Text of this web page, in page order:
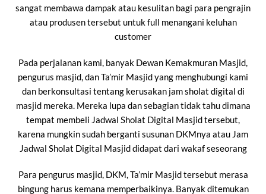
sangat membawa dampak atau kesulitan bagi para pengrajin
atau produsen tersebut untuk full menangani keluhan
customer
Pada perjalanan kami, banyak Dewan Kemakmuran Masjid,
pengurus masjid, dan Ta’mir Masjid yang menghubungi kami
dan berkonsultasi tentang kerusakan jam sholat digital di
masjid mereka. Mereka lupa dan sebagian tidak tahu dimana
tempat membeli Jadwal Sholat Digital Masjid tersebut,
karena mungkin sudah berganti susunan DKMnya atau Jam
Jadwal Sholat Digital Masjid didapat dari wakaf seseorang
Para pengurus masjid, DKM, Ta’mir Masjid tersebut merasa
bingung harus kemana memperbaikinya. Banyak ditemukan